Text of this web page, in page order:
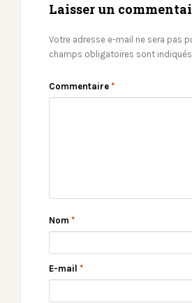
Laisser un
Votre adresse e-mail ne sera pas
champs obligatoires sont
Commentaire *
Nom *
E-mail *